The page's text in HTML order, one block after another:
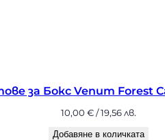
за Бокс Venum Forest
10,00€/ 19,56 лв.
Добавяне в количката